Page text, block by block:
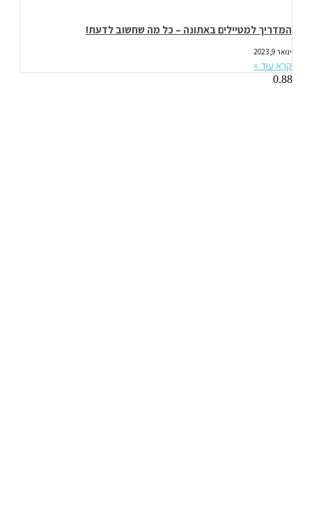
המדריך למטיילים באתונה – כל מה שחשוב לדעת!
ינואר 9, 2023
קרא עוד »